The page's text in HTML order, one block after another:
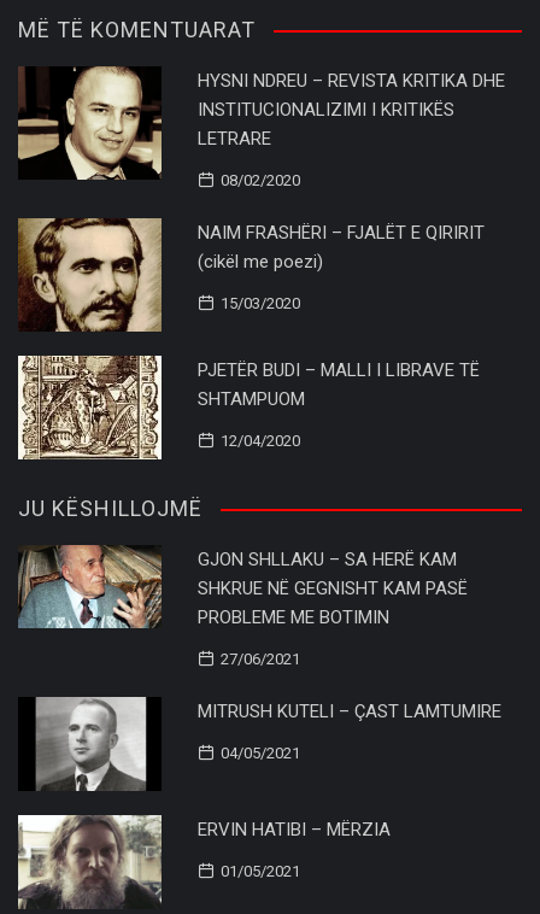
MË TË KOMENTUARAT
HYSNI NDREU – REVISTA KRITIKA DHE
INSTITUCIONALIZIMI I KRITIKËS
LETRARE
08/02/2020
NAIM FRASHËRI – FJALËT E QIRIRIT
(cikël me poezi)
15/03/2020
PJETËR BUDI – MALLI I LIBRAVE TË
SHTAMPUOM
12/04/2020
JU KËSHILLOJMË
GJON SHLLAKU – SA HERË KAM
SHKRUE NË GEGNISHT KAM PASË
PROBLEME ME BOTIMIN
27/06/2021
MITRUSH KUTELI – ÇAST LAMTUMIRE
04/05/2021
ERVIN HATIBI – MËRZIA
01/05/2021